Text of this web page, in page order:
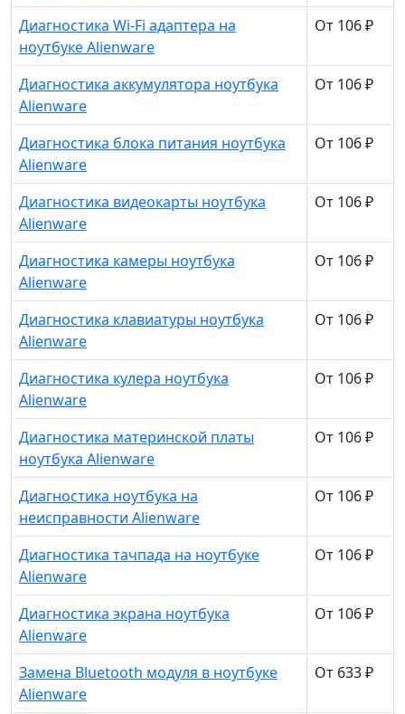
Диагностика Wi-Fi адаптера на
ноутбуке Alienware
От 106 ₽
Диагностика аккумулятора ноутбука
Alienware
От 106 ₽
Диагностика блока питания ноутбука
Alienware
От 106 ₽
Диагностика видеокарты ноутбука
Alienware
От 106 ₽
Диагностика камеры ноутбука
Alienware
От 106 ₽
Диагностика клавиатуры ноутбука
Alienware
От 106 ₽
Диагностика кулера ноутбука
Alienware
От 106 ₽
Диагностика материнской платы
ноутбука Alienware
От 106 ₽
Диагностика ноутбука на
неисправности Alienware
От 106 ₽
Диагностика тачпада на ноутбуке
Alienware
От 106 ₽
Диагностика экрана ноутбука
Alienware
От 106 ₽
Замена Bluetooth модуля в ноутбуке
Alienware
От 633 ₽